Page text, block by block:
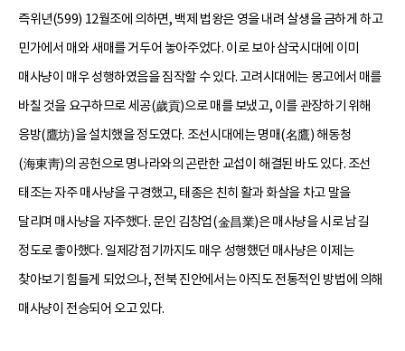
즉위년(599) 12월조에 의하면, 백제 법왕은 영을 내려 살생을 금하게 하고
민가에서 매와 새매를 거두어 놓아주었다. 이로 보아 삼국시대에 이미
매사냥이 매우 성행하였음을 짐작할 수 있다. 고려시대에는 몽고에서 매를
바칠 것을 요구하므로 세공(歲貢)으로 매를 보냈고, 이를 관장하기 위해
응방(鷹坊)을 설치했을 정도였다. 조선시대에는 명매(名鷹) 해동청
(海東靑)의 공헌으로 명나라와의 곤란한 교섭이 해결된 바도 있다. 조선
태조는 자주 매사냥을 구경했고, 태종은 친히 활과 화살을 차고 말을
달리며 매사냥을 자주했다. 문인 김창업(金昌業)은 매사냥을 시로 남길
정도로 좋아했다. 일제강점기까지도 매우 성행했던 매사냥은 이제는
찾아보기 힘들게 되었으나, 전북 진안에서는 아직도 전통적인 방법에 의해
매사냥이 전승되어 오고 있다.